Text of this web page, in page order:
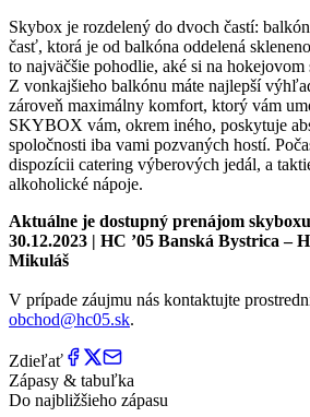
Skybox je rozdelený do dvoch častí:
časť, ktorá je od balkóna oddelená
to najväčšie pohodlie, aké si na
Z vonkajšieho balkónu máte najlepší
zároveň maximálny komfort, ktorý vám
SKYBOX vám, okrem iného, poskytuje
spoločnosti iba vami pozvaných hostí.
dispozícii catering výberových jedál, a
alkoholické nápoje.
Aktuálne je dostupný prenájom
30.12.2023 | HC ’05 Banská Bystrica –
Mikuláš
V prípade záujmu nás kontaktujte
obchod@hc05.sk.
Zdieľať
Zápasy & tabuľka
Do najbližšieho zápasu